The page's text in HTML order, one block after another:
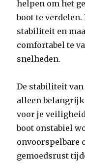
helpen om het
boot te
stabiliteit en
comfortabel te
snelheden.
De stabiliteit
alleen
voor je
boot onstabiel
onvoorspelbare
gemoedsrust